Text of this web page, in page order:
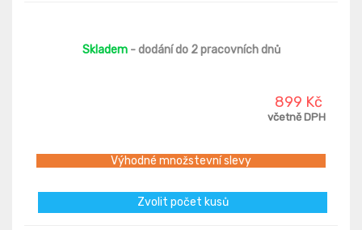
Skladem- dodání do 2 pracovních dnů
899 Kč
včetně DPH
Výhodné množstevní slevy
Zvolit počet kusů